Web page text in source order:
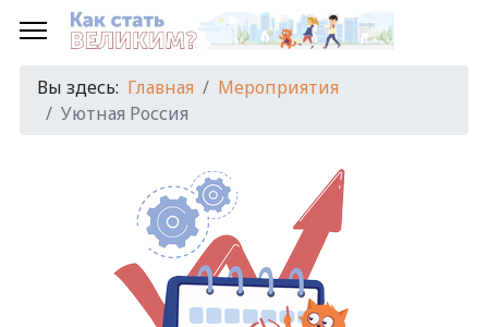
Вы здесь: Главная
Мероприятия
Уютная Россия
годмесяц
годмесяц